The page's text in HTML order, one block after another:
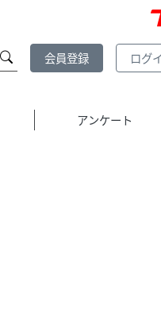
ログ
会員登録
アンケート